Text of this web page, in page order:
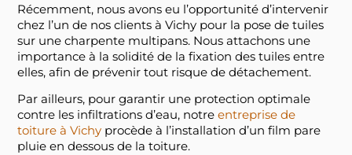
Récemment, nous avons eu l’opportunité d’intervenir
chez l’un de nos clients à Vichy pour la pose de tuiles
sur une charpente multipans. Nous attachons une
importance à la solidité de la fixation des tuiles entre
elles, afin de prévenir tout risque de détachement.
Par ailleurs, pour garantir une protection optimale
contre les infiltrations d’eau, notreentreprise de
toiture à Vichy procède à l’installation d’un film pare
pluie en dessous de la toiture.